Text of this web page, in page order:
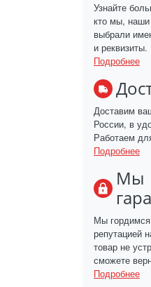
Узнайте
кто мы,
выбрали
и реквизиты.
Подробнее
Доставим
России, в
Работаем
Подробнее
Мы
Мы
репутацией
товар не
сможете
Подробнее